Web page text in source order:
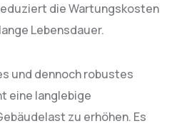
die Wartungskosten
Lebensdauer.
und dennoch robustes
eine langlebige
zu erhöhen. Es